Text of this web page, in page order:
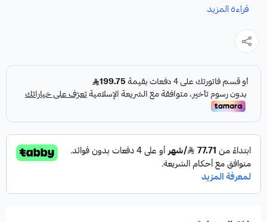
نوفر لك فحمات سيراميك بورش كايين كيان كقطعة غيار متينة
مصممة لتعزيز أداء نظام الفرامل في سيارتك.
مميزات المنتج:
✓فرامل أقوى واستجابة أسرع.
قراءة المزيد